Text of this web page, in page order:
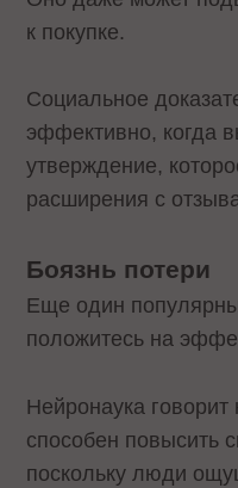
к покупке.
Социальное
эффективно, когда
утверждение,
расширения с
Боязнь потери
Еще один
положитесь на
Нейронаука
способен повысить
поскольку люди